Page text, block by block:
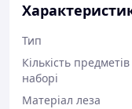
Тип
Кількість
наборі
Матеріал леза